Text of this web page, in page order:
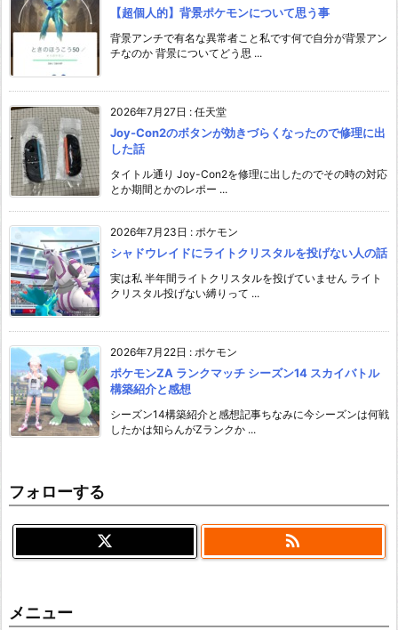
【超個人的】背景ポケモンについて思う事
背景アンチで有名な異常者こと私です何で自分が背景アン
チなのか 背景についてどう思 ...
2026年7月27日 : 任天堂
Joy-Con2のボタンが効きづらくなったので修理に出
した話
タイトル通り Joy-Con2を修理に出したのでその時の対応
とか期間とかのレポー ...
2026年7月23日 : ポケモン
シャドウレイドにライトクリスタルを投げない人の話
実は私 半年間ライトクリスタルを投げていません ライト
クリスタル投げない縛りって ...
2026年7月22日 : ポケモン
ポケモンZA ランクマッチ シーズン14 スカイバトル
構築紹介と感想
シーズン14構築紹介と感想記事ちなみに今シーズンは何戦
したかは知らんがZランクか ...
フォローする

メニュー